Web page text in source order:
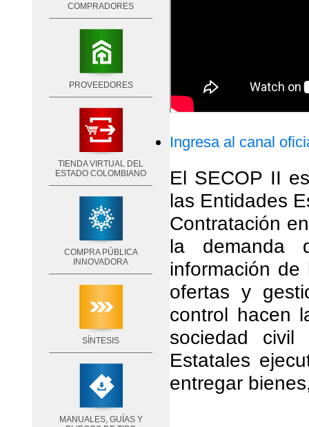
COMPRADORES
PROVEEDORES
TIENDA VIRTUAL DEL
ESTADO COLOMBIANO
COMPRA PÚBLICA
INNOVADORA
SÍNTESIS
MANUALES, GUÍAS Y
Ingresa al canal
El SECOP II
las Entidades
Contratación
la demanda
información de
ofertas y
control hacen
sociedad
Estatales
entregar